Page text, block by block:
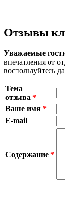
Отзывы
Уважаемые
впечатления от
воспользуйтесь
Тема
отзыва *
Ваше имя *
E-mail
Содержание *